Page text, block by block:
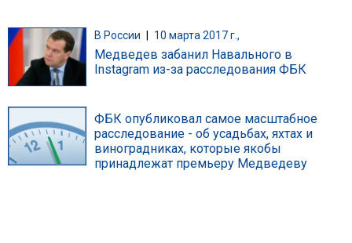
В России 10 марта 2017 г.,
Медведев забанил Навального в
Instagram из-за расследования ФБК
ФБК опубликовал самое масштабное
расследование - об усадьбах, яхтах и
виноградниках, которые якобы
принадлежат премьеру Медведеву